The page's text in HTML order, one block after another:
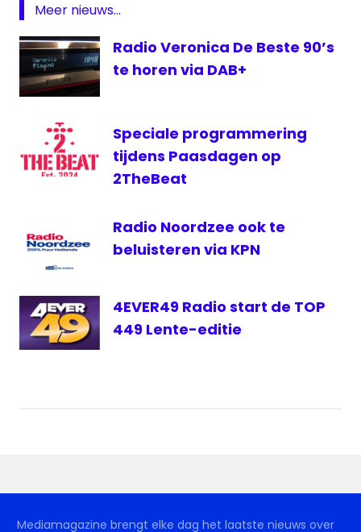
Meer nieuws...
Radio Veronica De Beste 90’s
te horen via DAB+
Speciale programmering
tijdens Paasdagen op
2TheBeat
Radio Noordzee ook te
beluisteren via KPN
4EVER49 Radio start de TOP
449 Lente-editie
Mediamagazine brengt elke dag het laatste nieuws over